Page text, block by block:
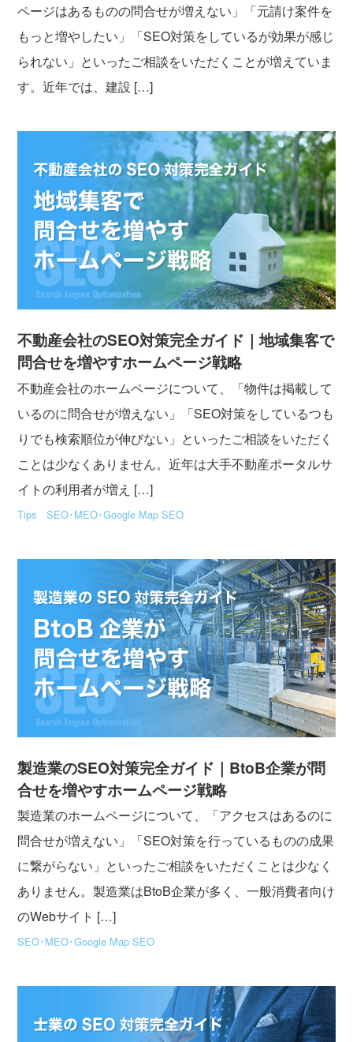
ページはあるものの問合せが増えない」「元請け案件を
もっと増やしたい」「SEO対策をしているが効果が感じ
られない」といったご相談をいただくことが増えていま
す。近年では、建設 […]
不動産会社のSEO対策完全ガイド｜地域集客で
問合せを増やすホームページ戦略
不動産会社のホームページについて、「物件は掲載して
いるのに問合せが増えない」「SEO対策をしているつも
りでも検索順位が伸びない」といったご相談をいただく
ことは少なくありません。近年は大手不動産ポータルサ
イトの利用者が増え […]
Tips SEO･MEO･Google Map SEO
製造業のSEO対策完全ガイド｜BtoB企業が問
合せを増やすホームページ戦略
製造業のホームページについて、「アクセスはあるのに
問合せが増えない」「SEO対策を行っているものの成果
に繋がらない」といったご相談をいただくことは少なく
ありません。製造業はBtoB企業が多く、一般消費者向け
のWebサイト […]
SEO･MEO･Google Map SEO